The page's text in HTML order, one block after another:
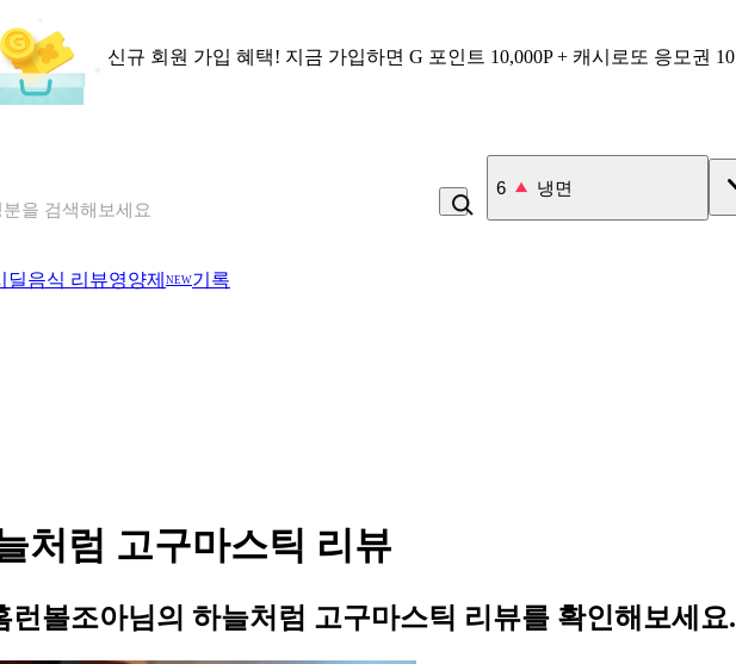
신규 회원 가입 혜택! 지금 가입하면 G 포인트 10,000P + 캐시로또 응모권
을 검색해보세요
7 김치
딜음식 리뷰영양제 NEW기록
처럼 고구마스틱 리뷰
런볼조아님의 하늘처럼 고구마스틱 리뷰를 확인해보세요.